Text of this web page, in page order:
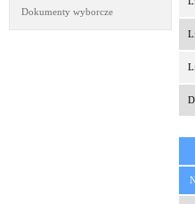
Dokumenty wyborcze